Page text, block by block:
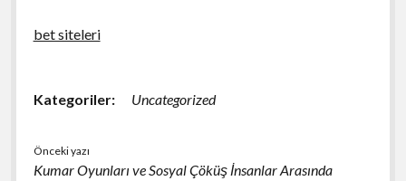
bet siteleri
Kategoriler: Uncategorized
Önceki yazı
Kumar Oyunları ve Sosyal Çöküş İnsanlar Arasında